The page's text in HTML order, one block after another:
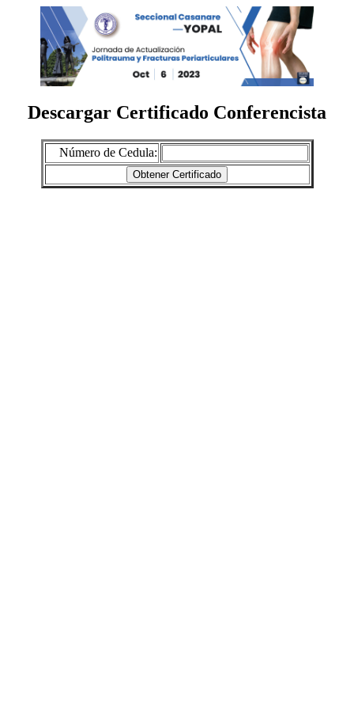
Descargar Certificado Conferencista
Número de Cedula: